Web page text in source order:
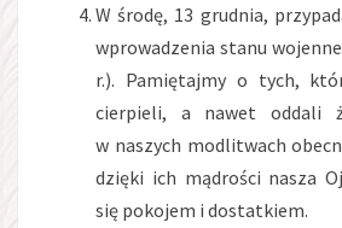
W środę, 13 grudnia,
wprowadzenia stanu
r.). Pamiętajmy o tych,
cierpieli, a nawet oddali
w naszych modlitwach
dzięki ich mądrości nasza
się pokojem i dostatkiem.